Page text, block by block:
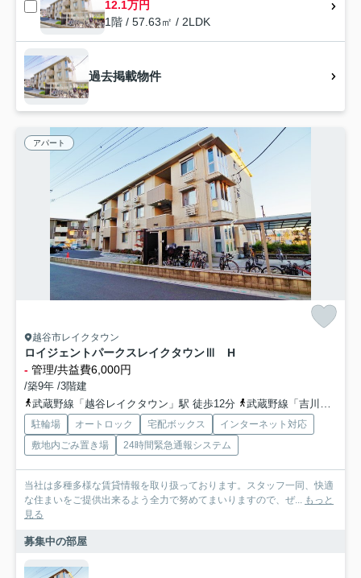
12.1万円
1階 / 57.63㎡ / 2LDK
過去掲載物件
アパート
越谷市レイクタウン
ロイジェントパークスレイクタウンⅢ H
- 管理/共益費6,000円
/築9年 /3階建
武蔵野線「越谷レイクタウン」駅 徒歩12分
武蔵野線「吉川」駅 徒歩29分
駐輪場 オートロック 宅配ボックス
インターネット対応
敷地内ごみ置き場
24時間緊急通報システム
当社は多種多様な賃貸情報を取り扱っております。スタッフ一同、快適
な住まいをご提供出来るよう全力で努めてまいりますので、ぜ... もっと
見る
募集中の部屋